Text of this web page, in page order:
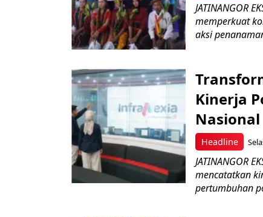
JATINANGOR
memperkuat
aksi
Headline
Kinerja
Nasional
JATINANGOR
mencatatkan
pertumbuhan